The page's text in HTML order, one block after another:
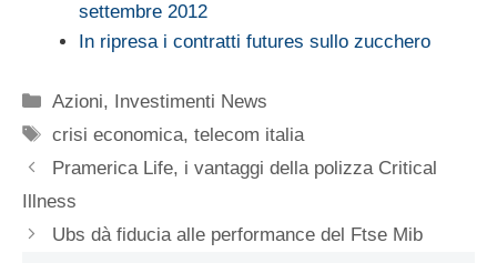
settembre 2012
In ripresa i contratti futures sullo zucchero
Categorie
Azioni, Investimenti News
Tag
crisi economica,telecom italia
Pramerica Life, i vantaggi della polizza Critical
Illness
Ubs dà fiducia alle performance del Ftse Mib